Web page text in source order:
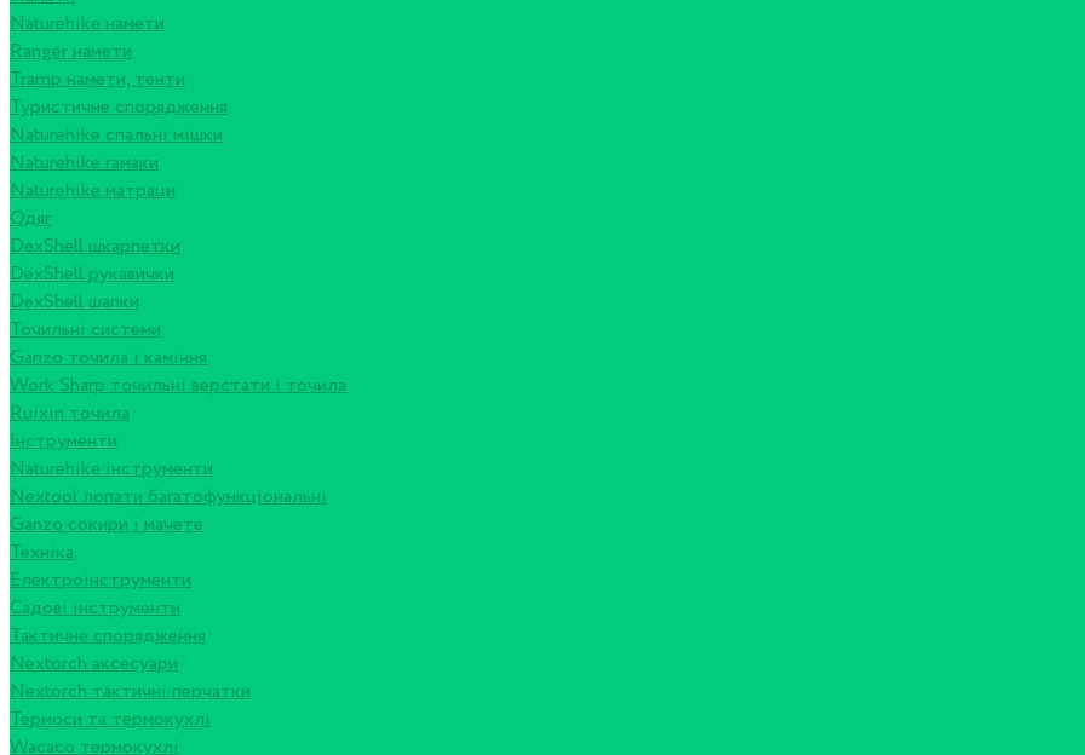
Naturehike намети
Ranger намети
Tramp намети, тенти
Туристичне спорядження
Naturehike спальні мішки
Naturehike гамаки
Naturehike матраци
Одяг
DexShell шкарпетки
DexShell рукавички
DexShell шапки
Точильні системи
Ganzo точила і каміння
Work Sharp точильні верстати і точила
Ruixin точила
Інструменти
Naturehike інструменти
Nextool лопати багатофункціональні
Ganzo сокири і мачете
Техніка
Електроінструменти
Садові інструменти
Тактичне спорядження
Nextorch аксесуари
Nextorch тактичні перчатки
Термоси та термокухлі
Wacaco термокухлі